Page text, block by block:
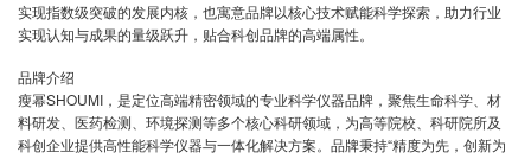
实现指数级突破的发展内核，也寓意品牌以核心技术赋能科学探索，助力行业
实现认知与成果的量级跃升，贴合科创品牌的高端属性。
品牌介绍
瘦幂SHOUMI，是定位高端精密领域的专业科学仪器品牌，聚焦生命科学、材
料研发、医药检测、环境探测等多个核心科研领域，为高等院校、科研院所及
科创企业提供高性能科学仪器与一体化解决方案。品牌秉持“精度为先，创新为